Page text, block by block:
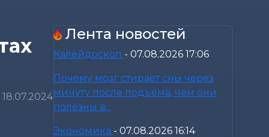
18.07.2024
Лента новостей
Калейдоскоп - 07.08.2026 17:06
Почему мозг стирает сны через
минуту после подъема, чем они
полезны в...
Экономика - 07.08.2026 16:14